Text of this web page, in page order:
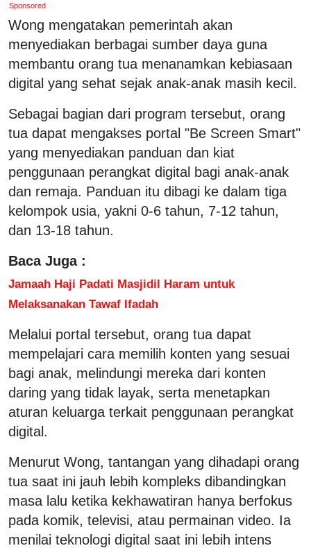
Sponsored
Wong mengatakan pemerintah akan
menyediakan berbagai sumber daya guna
membantu orang tua menanamkan kebiasaan
digital yang sehat sejak anak-anak masih kecil.
Sebagai bagian dari program tersebut, orang
tua dapat mengakses portal "Be Screen Smart"
yang menyediakan panduan dan kiat
penggunaan perangkat digital bagi anak-anak
dan remaja. Panduan itu dibagi ke dalam tiga
kelompok usia, yakni 0-6 tahun, 7-12 tahun,
dan 13-18 tahun.
Baca Juga :
Jamaah Haji Padati Masjidil Haram untuk
Melaksanakan Tawaf Ifadah
Melalui portal tersebut, orang tua dapat
mempelajari cara memilih konten yang sesuai
bagi anak, melindungi mereka dari konten
daring yang tidak layak, serta menetapkan
aturan keluarga terkait penggunaan perangkat
digital.
Menurut Wong, tantangan yang dihadapi orang
tua saat ini jauh lebih kompleks dibandingkan
masa lalu ketika kekhawatiran hanya berfokus
pada komik, televisi, atau permainan video. Ia
menilai teknologi digital saat ini lebih intens